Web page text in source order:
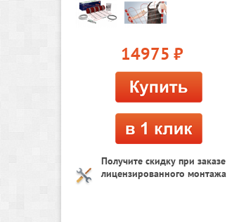
14975 руб.
Получите скидку при заказе
лицензированного монтажа